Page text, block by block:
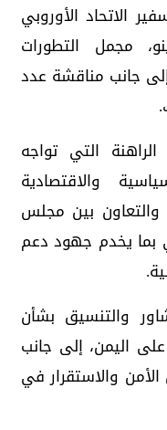
الاتحاد الأوروبي
مجمل التطورات
جانب مناقشة عدد
التي تواجه
والاقتصادية
والتعاون بين مجلس
بما يخدم جهود دعم
والتنسيق بشأن
على اليمن، إلى جانب
والاستقرار في